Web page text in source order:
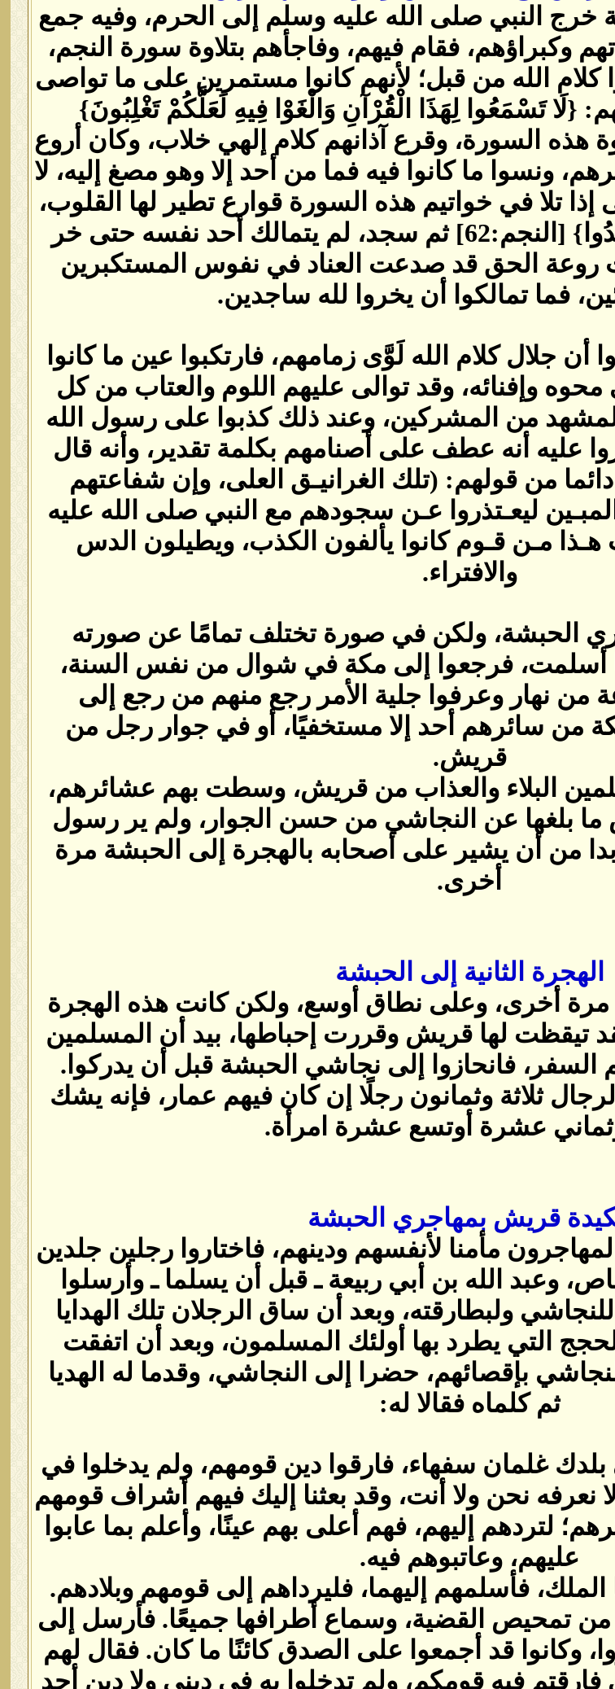
النبي صلى الله عليه وسلم إلى الحرم، وفيه جمع
وكبراؤهم، فقام فيهم، وفاجأهم بتلاوة سورة النجم،
كلام الله من قبل؛ لأنهم كانوا مستمرين على ما تواصى
‏{‏لَا تَسْمَعُوا لِهَذَا الْقُرْآنِ وَالْغَوْا فِيهِ لَعَلَّكُمْ تَغْلِبُونَ‏}‏
بتلاوة هذه السورة، وقرع آذانهم كلام إلهي خلاب، وكان أروع
ونسوا ما كانوا فيه فما من أحد إلا وهو مصغ إليه، لا
تلا في خواتيم هذه السورة قوارع تطير لها القلوب،
ثم قرأ‏:‏ ‏{‏فَاسْجُدُوا لِلَّهِ وَاعْبُدُوا‏}‏ ‏[‏النجم‏:‏62‏]‏ ثم سجد، لم يتمالك أحد نفسه حتى خر
روعة الحق قد صدعت العناد في نفوس المستكبرين
فما تمالكوا أن يخروا لله ساجدين‏.‏
جلال كلام الله لَوَّى زمامهم، فارتكبوا عين ما كانوا
وإفنائه، وقد توالى عليهم اللوم والعتاب من كل
من المشركين، وعند ذلك كذبوا على رسول الله
عليه أنه عطف على أصنامهم بكلمة تقدير، وأنه قال
دائما من قولهم‏:‏ ‏(‏تلك الغرانيـق العلى، وإن شفاعتهم
ليعـتذروا عـن سجودهم مع النبي صلى الله عليه
مـن قـوم كانوا يألفون الكذب، ويطيلون الدس
والافتراء‏.‏
الحبشة، ولكن في صورة تختلف تمامًا عن صورته
أسلمت، فرجعوا إلى مكة في شوال من نفس السنة،
من نهار وعرفوا جلية الأمر رجع منهم من رجع إلى
من سائرهم أحد إلا مستخفيًا، أو في جوار رجل من
قريش‏.‏
البلاء والعذاب من قريش، وسطت بهم عشائرهم،
بلغها عن النجاشي من حسن الجوار، ولم ير رسول
من أن يشير على أصحابه بالهجرة إلى الحبشة مرة
أخرى‏.‏
الهجرة الثانية إلى الحبشة
أخرى، وعلى نطاق أوسع، ولكن كانت هذه الهجرة
تيقظت لها قريش وقررت إحباطها، بيد أن المسلمين
السفر، فانحازوا إلى نجاشي الحبشة قبل أن يدركوا‏.‏
ثلاثة وثمانون رجلًا إن كان فيهم عمار، فإنه يشك
عشرة أوتسع عشرة امرأة‏.‏
قريش بمهاجري الحبشة
مأمنا لأنفسهم ودينهم، فاختاروا رجلين جلدين
وعبد الله بن أبي ربيعة ـ قبل أن يسلما ـ وأرسلوا
ولبطارقته، وبعد أن ساق الرجلان تلك الهدايا
التي يطرد بها أولئك المسلمون، وبعد أن اتفقت
بإقصائهم، حضرا إلى النجاشي، وقدما له الهديا
ثم كلماه فقالا له‏:‏
بلدك غلمان سفهاء، فارقوا دين قومهم، ولم يدخلوا في
نعرفه نحن ولا أنت، وقد بعثنا إليك فيهم أشراف قومهم
لتردهم إليهم، فهم أعلى بهم عينًا، وأعلم بما عابوا
عليهم، وعاتبوهم فيه‏.‏
فأسلمهم إليهما، فليرداهم إلى قومهم وبلادهم‏.‏
من تمحيص القضية، وسماع أطرافها جميعًا‏.‏ فأرسل إلى
وكانوا قد أجمعوا على الصدق كائنًا ما كان‏.‏ فقال لهم
فارقتم فيه قومكم، ولم تدخلوا به في دينى ولا دين أحد